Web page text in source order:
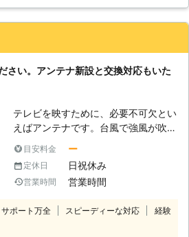
ことで困ったことが起きたなら、私た
このようなアンテナに関するトラブ
ル、ご要望を解決してきた実績があり
ます。 経験で培った腕の知識でお客
様からのご依頼を解決いたしますの
で、安心してお任せください。 【深
頼りになるのがKTシステムです】 ま
さい。アンテナ新設と交換対応もいた
テレビを映すために、必要不可欠とい
えばアンテナです。台風で強風が吹い
には、アンテナの故障が考えられま
す。しかしご自身でアンテナの工事を
行う方は、ほとんどいないでしょう。
テナ工事はとても危険な作業です。危
目安料金 ー
定休日 日祝休み
営業時間 営業時間
サポート万全 スピーディーな対応
経験